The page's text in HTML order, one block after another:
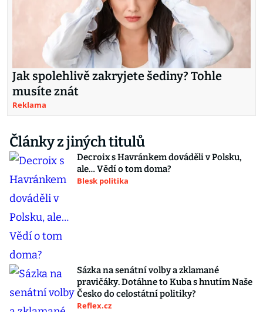
Jak spolehlivě zakryjete šediny? Tohle
musíte znát
Reklama
Články z jiných titulů
Decroix s Havránkem dováděli v Polsku,
ale… Vědí o tom doma?
Blesk politika
Sázka na senátní volby a zklamané
pravičáky. Dotáhne to Kuba s hnutím Naše
Česko do celostátní politiky?
Reflex.cz